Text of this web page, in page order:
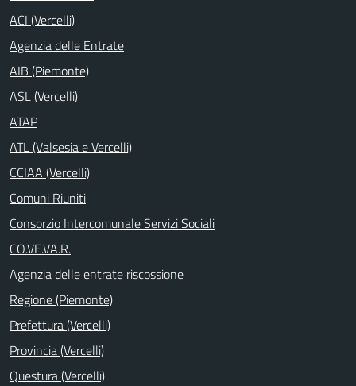
ACI (Vercelli)
Agenzia delle Entrate
AIB (Piemonte)
ASL (Vercelli)
ATAP
ATL (Valsesia e Vercelli)
CCIAA (Vercelli)
Comuni Riuniti
Consorzio Intercomunale Servizi Sociali
CO.VE.VA.R.
Agenzia delle entrate riscossione
Regione (Piemonte)
Prefettura (Vercelli)
Provincia (Vercelli)
Questura (Vercelli)